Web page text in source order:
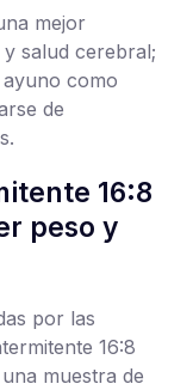
mejor
salud cerebral;
como
de
16:8
peso y
por las
16:8
muestra de